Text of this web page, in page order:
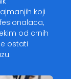
koji
od crnih
ostati